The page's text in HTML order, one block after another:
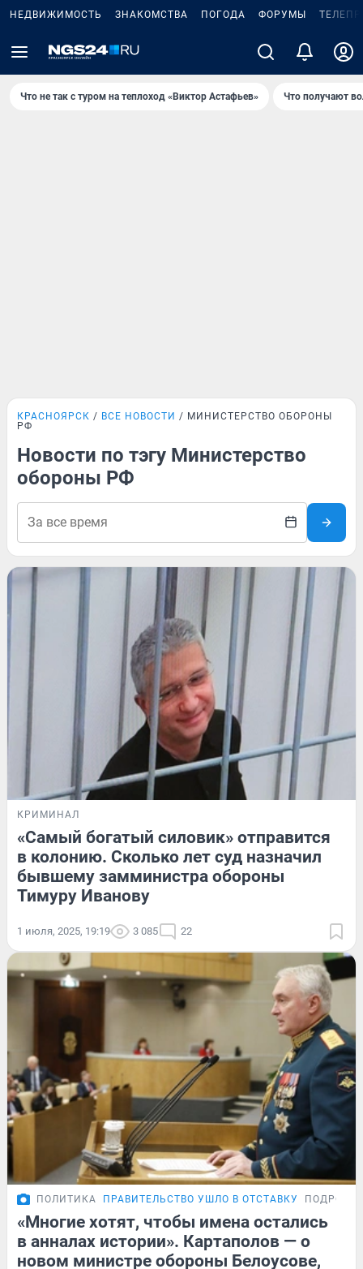
НЕДВИЖИМОСТЬ ЗНАКОМСТВА ПОГОДА ФОРУМЫ
Что не так с туром на теплоход «Виктор Астафьев» Что получают
КРАСНОЯРСК ВСЕ НОВОСТИ
МИНИСТЕРСТВО ОБОРОНЫ
РФ
Новости по тэгу Министерство
обороны РФ
КРИМИНАЛ
«Самый богатый силовик» отправится
в колонию. Сколько лет суд назначил
бывшему замминистра обороны
Тимуру Иванову
1 июля, 2025, 19:19 3 085 22
ПОЛИТИКА ПРАВИТЕЛЬСТВО УШЛО В ОТСТАВКУ
«Многие хотят, чтобы имена остались
в анналах истории». Картаполов — о
новом министре обороны Белоусове,